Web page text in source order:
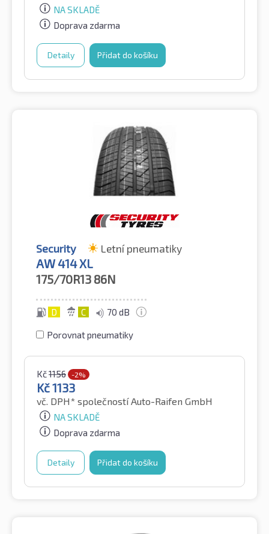
NA SKLADĚ
Doprava zdarma
Detaily Přidat do košíku
Security Letní pneumatiky
AW 414 XL
175/70R13 86N
D C 70 dB
Porovnat pneumatiky
Kč1156 -2%
Kč1133
vč. DPH* společností Auto-Raifen GmbH
NA SKLADĚ
Doprava zdarma
Detaily Přidat do košíku